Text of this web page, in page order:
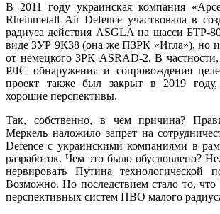
В 2011 году украинская компания
Rheinmetall Air Defence участвовала в
радиуса действия ASGLA на шасси БТР-
виде ЗУР 9К38 (она же ПЗРК «Игла»), но
от немецкого ЗРК ASRAD-2. В частности,
РЛС обнаружения и сопровождения
проект также был закрыт в 2019
хорошие перспективы.
Так, собственно, в чем причина?
Меркель наложило запрет на
Defence с украинскими компаниями в
разработок. Чем это было обусловлено?
нервировать Путина технологической
Возможно. Но последствием стало то,
перспективных систем ПВО малого